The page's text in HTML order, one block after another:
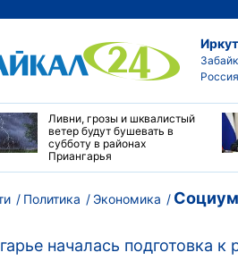
Ливни, грозы и шквалистый
ветер будут бушевать в
субботу в районах
Приангарья
Политика Экономика Социум
началась подготовка